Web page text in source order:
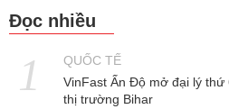
Đọc nhiều
QUỐC TẾ
VinFast Ấn Độ mở đại lý
thị trường Bihar